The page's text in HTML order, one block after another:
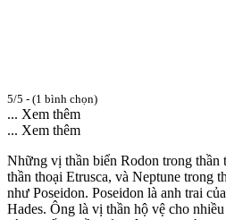
5/5 - (1 bình chọn)
... Xem thêm
... Xem thêm
Những vị thần biển Rodon trong
thần thoại Etrusca, và Neptune trong
như Poseidon. Poseidon là anh trai
Hades. Ông là vị thần hộ vệ cho